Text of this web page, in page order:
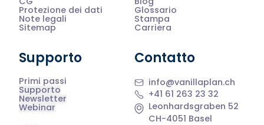
Protezione dei dati
Note legali
Sitemap
Glossario
Stampa
Carriera
Supporto
Primi passi
Supporto
Newsletter
Webinar
Contatto
info@vanillaplan.ch
+41 61 263 23 32
Leonhardsgraben 52
CH-4051 Basel